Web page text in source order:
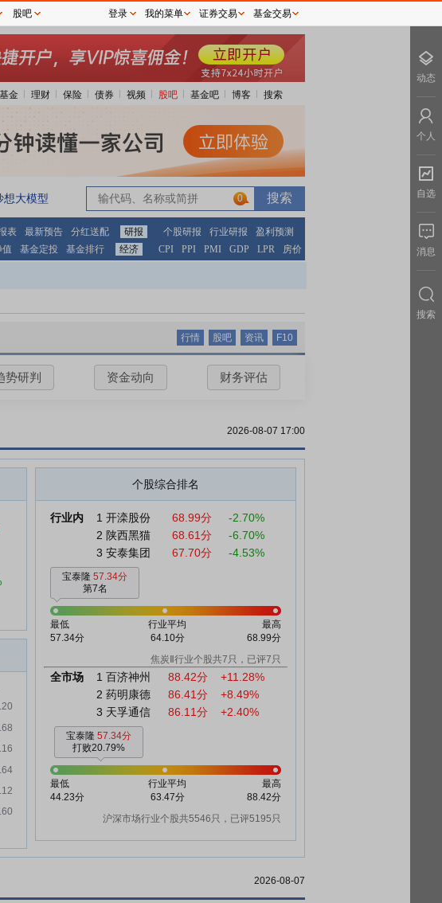
基金 理财 保险 债券 视频 股吧 基金吧 博客 搜索
想大模型 0
表 最新预告 分红送配 研报 个股研报 行业研报
盈利预测
值 基金定投 基金排行 经济 CPI PPI PMI GDP LPR 房价
行情 股吧 资讯 F10
势研判 资金动向 财务评估
2026-08-07 17:00
个股综合排名
行业内 1 开滦股份 68.99分
-2.70%
2 陕西黑猫 68.61分
-6.70%
3 安泰集团 67.70分 -4.53%
宝泰隆 57.34分
第7名
最低
57.34分
行业平均
64.10分
最高
68.99分
焦炭Ⅱ行业个股共7只，已评7只
全市场 1 百济神州 88.42分
+11.28%
2 药明康德 86.41分
+8.49%
3 天孚通信 86.11分 +2.40%
宝泰隆 57.34分
打败20.79%
最低
44.23分
行业平均
63.47分
最高
88.42分
沪深市场行业个股共5546只，已评5195只
2026-08-07
股吧 登录 我的菜单 证券交易 基金交易
动态
个人
自选
消息
搜索